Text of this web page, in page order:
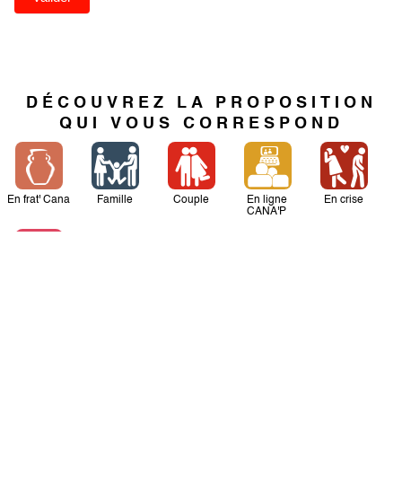
DÉCOUVREZ LA PROPOSITION
QUI VOUS CORRESPOND
En frat' Cana Famille Couple
En ligne
CANA'P
En crise